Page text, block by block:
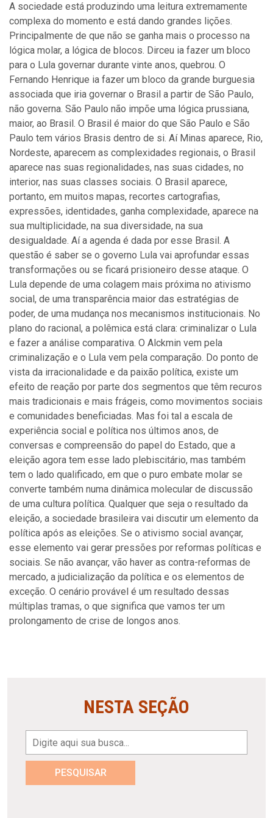
A sociedade está produzindo uma leitura extremamente
complexa do momento e está dando grandes lições.
Principalmente de que não se ganha mais o processo na
lógica molar, a lógica de blocos. Dirceu ia fazer um bloco
para o Lula governar durante vinte anos, quebrou. O
Fernando Henrique ia fazer um bloco da grande burguesia
associada que iria governar o Brasil a partir de São Paulo,
não governa. São Paulo não impõe uma lógica prussiana,
maior, ao Brasil. O Brasil é maior do que São Paulo e São
Paulo tem vários Brasis dentro de si. Aí Minas aparece, Rio,
Nordeste, aparecem as complexidades regionais, o Brasil
aparece nas suas regionalidades, nas suas cidades, no
interior, nas suas classes sociais. O Brasil aparece,
portanto, em muitos mapas, recortes cartografias,
expressões, identidades, ganha complexidade, aparece na
sua multiplicidade, na sua diversidade, na sua
desigualdade. Aí a agenda é dada por esse Brasil. A
questão é saber se o governo Lula vai aprofundar essas
transformações ou se ficará prisioneiro desse ataque. O
Lula depende de uma colagem mais próxima no ativismo
social, de uma transparência maior das estratégias de
poder, de uma mudança nos mecanismos institucionais. No
plano do racional, a polêmica está clara: criminalizar o Lula
e fazer a análise comparativa. O Alckmin vem pela
criminalização e o Lula vem pela comparação. Do ponto de
vista da irracionalidade e da paixão política, existe um
efeito de reação por parte dos segmentos que têm recuros
mais tradicionais e mais frágeis, como movimentos sociais
e comunidades beneficiadas. Mas foi tal a escala de
experiência social e política nos últimos anos, de
conversas e compreensão do papel do Estado, que a
eleição agora tem esse lado plebiscitário, mas também
tem o lado qualificado, em que o puro embate molar se
converte também numa dinâmica molecular de discussão
de uma cultura política. Qualquer que seja o resultado da
eleição, a sociedade brasileira vai discutir um elemento da
política após as eleições. Se o ativismo social avançar,
esse elemento vai gerar pressões por reformas políticas e
sociais. Se não avançar, vão haver as contra-reformas de
mercado, a judicialização da política e os elementos de
exceção. O cenário provável é um resultado dessas
múltiplas tramas, o que significa que vamos ter um
prolongamento de crise de longos anos.
NESTA SEÇÃO
PESQUISAR